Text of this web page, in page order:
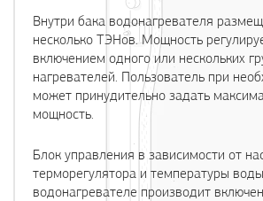
Внутри бака водонагревателя
несколько ТЭНов. Мощность
включением одного или нескольких
нагревателей. Пользователь при
может принудительно задать
мощность.
Блок управления в зависимости от
терморегулятора и температуры
водонагревателе производит